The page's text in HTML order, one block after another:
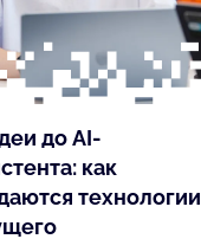
до AI-
как
технологии